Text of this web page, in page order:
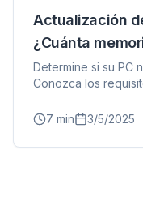
Actualización
¿Cuánta
Determine si su PC
Conozca los
7 min 3/5/2025